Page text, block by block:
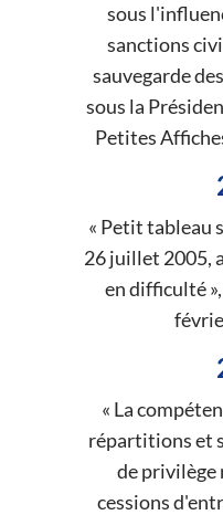
sous
sanctions
sauvegarde
sous la
Petites
« Petit tableau
26 juillet 2005,
en difficulté
« La
répartitions et
de privilège
cessions